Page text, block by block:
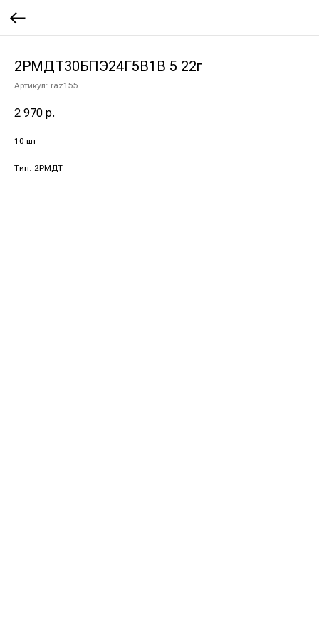
2РМДТ30БПЭ24Г5В1В 5 22г
Артикул: raz155
2 970 р.
10 шт
Тип: 2РМДТ